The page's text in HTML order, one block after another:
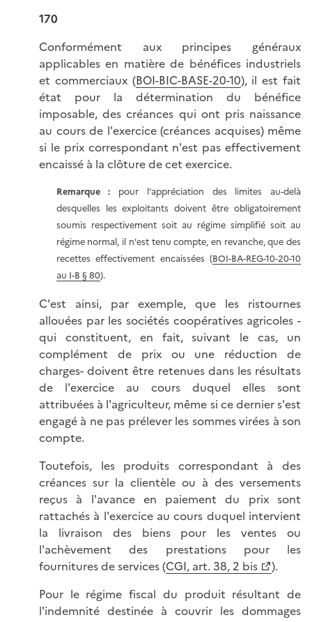
170
Conformément aux principes généraux
applicables en matière de bénéfices industriels
et commerciaux (BOI-BIC-BASE-20-10), il est fait
état pour la détermination du bénéfice
imposable, des créances qui ont pris naissance
au cours de l'exercice (créances acquises) même
si le prix correspondant n'est pas effectivement
encaissé à la clôture de cet exercice.
Remarque : pour l'appréciation des limites au-delà
desquelles les exploitants doivent être obligatoirement
soumis respectivement soit au régime simplifié soit au
régime normal, il n'est tenu compte, en revanche, que des
recettes effectivement encaissées (BOI-BA-REG-10-20-10
au I-B § 80).
C'est ainsi, par exemple, que les ristournes
allouées par les sociétés coopératives agricoles -
qui constituent, en fait, suivant le cas, un
complément de prix ou une réduction de
charges- doivent être retenues dans les résultats
de l'exercice au cours duquel elles sont
attribuées à l'agriculteur, même si ce dernier s'est
engagé à ne pas prélever les sommes virées à son
compte.
Toutefois, les produits correspondant à des
créances sur la clientèle ou à des versements
reçus à l'avance en paiement du prix sont
rattachés à l'exercice au cours duquel intervient
la livraison des biens pour les ventes ou
l'achèvement des prestations pour les
fournitures de services (CGI, art. 38, 2 bis
).
Pour le régime fiscal du produit résultant de
l'indemnité destinée à couvrir les dommages